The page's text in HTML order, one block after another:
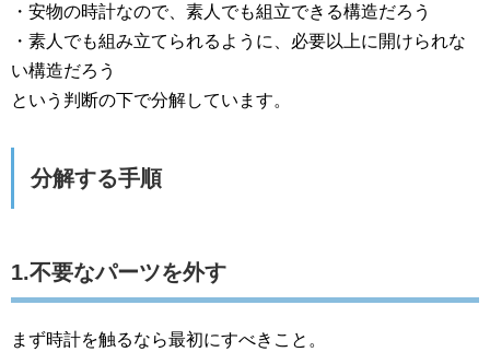
・安物の時計なので、素人でも組立できる構造だろう
・素人でも組み立てられるように、必要以上に開けられな
い構造だろう
という判断の下で分解しています。
分解する手順
1.不要なパーツを外す
まず時計を触るなら最初にすべきこと。